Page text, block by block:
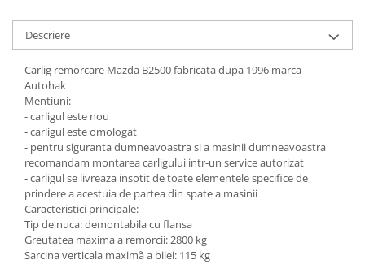
Carlige Lada
Carlige Lancia
Carlige Land Rover
Carlige Lexus
Carlige MAN
Carlige Mazda
Carlige Mercedes
Carlige MG
Carlige Mini
Carlige Mitsubishi
Scut motor Mitsubishi
Scut motor Nissan
Scut motor Opel
Scut motor Peugeot
Scut motor Porsche
Scut motor Renault
Scut motor SAAB
Scut motor Seat
Scut motor Skoda
Scut motor Smart
Descriere
Carlig remorcare Mazda B2500 fabricata dupa 1996 marca
Autohak
Mentiuni:
- carligul este nou
- carligul este omologat
- pentru siguranta dumneavoastra si a masinii dumneavoastra
recomandam montarea carligului intr-un service autorizat
- carligul se livreaza insotit de toate elementele specifice de
prindere a acestuia de partea din spate a masinii
Caracteristici principale:
Tip de nuca: demontabila cu flansa
Greutatea maxima a remorcii: 2800 kg
Sarcina verticala maximã a bilei: 115 kg